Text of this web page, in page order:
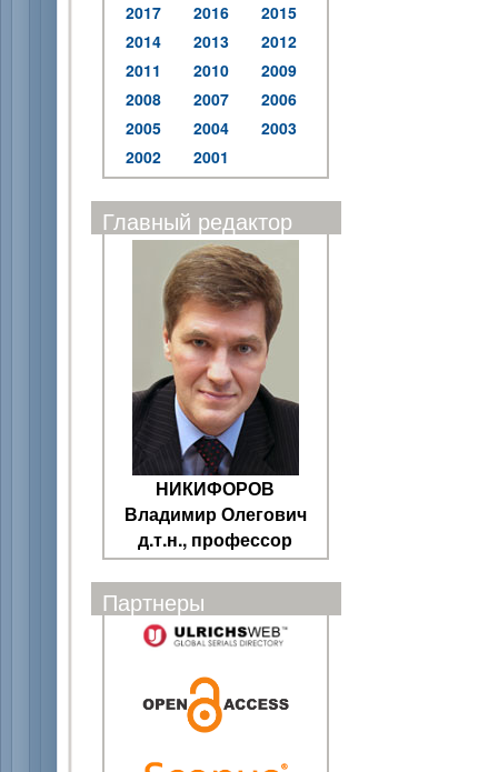
2017
2016
2015
2014
2013
2012
2011
2010
2009
2008
2007
2006
2005
2004
2003
2002
2001
Главный редактор
НИКИФОРОВ
Владимир Олегович
д.т.н., профессор
Партнеры